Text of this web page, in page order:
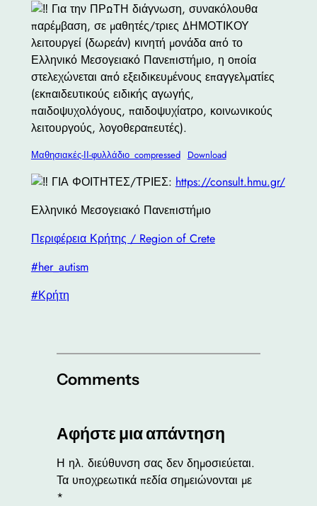
Για την ΠΡΩΤΗ διάγνωση, συνακόλουθα
παρέμβαση, σε μαθητές/τριες ΔΗΜΟΤΙΚΟΥ
λειτουργεί (δωρεάν) κινητή μονάδα από το
Ελληνικό Μεσογειακό Πανεπιστήμιο, η οποία
στελεχώνεται από εξειδικευμένους επαγγελματίες
(εκπαιδευτικούς ειδικής αγωγής,
παιδοψυχολόγους, παιδοψυχίατρο, κοινωνικούς
λειτουργούς, λογοθεραπευτές).
Μαθησιακές-ΙΙ-φυλλάδιο_compressed Download
ΓΙΑ ΦΟΙΤΗΤΕΣ/ΤΡΙΕΣ: https://consult.hmu.gr/
Ελληνικό Μεσογειακό Πανεπιστήμιο
Περιφέρεια Κρήτης / Region of Crete
#her_autism
#Κρήτη
Comments
Αφήστε μια απάντηση
Η ηλ. διεύθυνση σας δεν δημοσιεύεται.
Τα υποχρεωτικά πεδία σημειώνονται με
*